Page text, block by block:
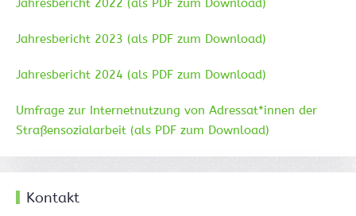
Jahresbericht 2022 (als PDF zum Download)
Jahresbericht 2023 (als PDF zum Download)
Jahresbericht 2024 (als PDF zum Download)
Umfrage zur Internetnutzung von Adressat*innen der
Straßensozialarbeit (als PDF zum Download)
Kontakt